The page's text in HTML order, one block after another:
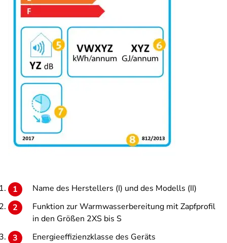
Name des Herstellers (I) und des Modells (II)
Funktion zur Warmwasserbereitung mit Zapfprofil
in den Größen 2XS bis S
Energieeffizienzklasse des Geräts